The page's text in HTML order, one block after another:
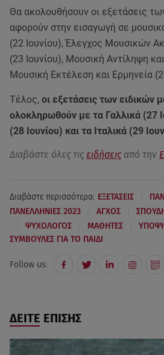
Θα ακολουθήσουν οι εξετάσεις
αφορούν στην εισαγωγή σε
(22 Ιουνίου), Έλεγχος Μουσικών
(23 Ιουνίου), Μουσική Αντίληψη
Μουσική Εκτέλεση και Ερμηνεία
Τέλος, οι εξετάσεις των ειδικών
ολοκληρωθούν με τα Γαλλικά (27
(28 Ιουνίου) και τα Ιταλικά (29
Διαβάστε όλες τις ειδήσεις από την
Διαβάστε περισσότερα: ΕΞΕΤΑΣΕΙΣ
ΠΑΝΕΛΛΗΝΙΕΣ 2023 ΑΓΧΟΣ
ΨΥΧΟΛΟΓΟΣ ΜΑΘΗΤΕΣ
ΣΥΜΒΟΥΛΕΣ ΓΙΑ ΤΟ ΠΑΙΔΙ
Follow us:
ΔΕΙΤΕ ΕΠΙΣΗΣ